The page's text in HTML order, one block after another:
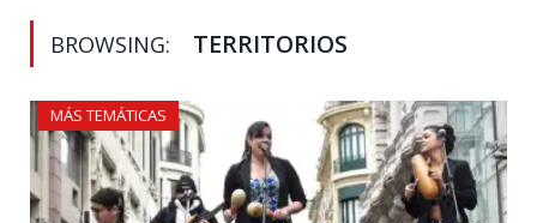
BROWSING: TERRITORIOS
MÁS TEMÁTICAS